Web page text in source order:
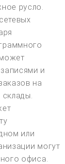
русло.
и
на
склады.
или
могут
офиса.